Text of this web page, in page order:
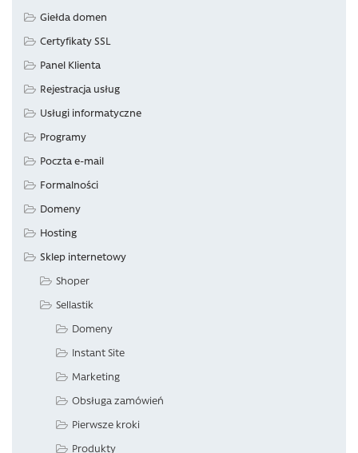
Giełda domen
Certyfikaty SSL
Panel Klienta
Rejestracja usług
Usługi informatyczne
Programy
Poczta e-mail
Formalności
Domeny
Hosting
Sklep internetowy
Shoper
Sellastik
Domeny
Instant Site
Marketing
Obsługa zamówień
Pierwsze kroki
Produkty